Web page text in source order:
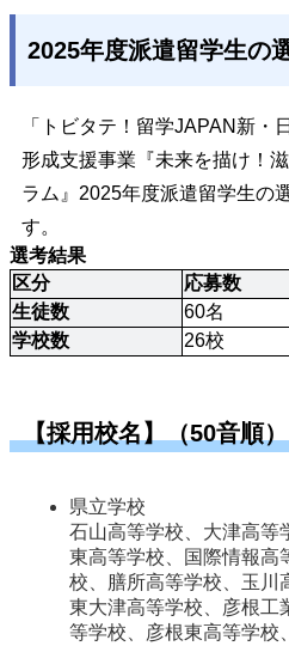
2025年度派遣留学生の
「トビタテ！留学JAPAN新・
形成支援事業『未来を描け！
ラム』2025年度派遣留学生の
す。
選考結果
区分
応募数
生徒数
60名
学校数
26校
【採用校名】（50音順）
県立学校
石山高等学校、大津高等
東高等学校、国際情報高
校、膳所高等学校、玉川
東大津高等学校、彦根工
等学校、彦根東高等学校